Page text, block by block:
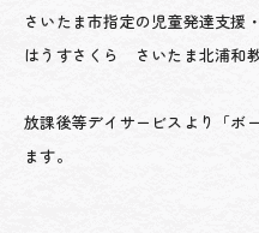
さいたま市指定の児童発達支援
はうすさくら さいたま北浦和教
放課後等デイサービスより「ボ
ます。